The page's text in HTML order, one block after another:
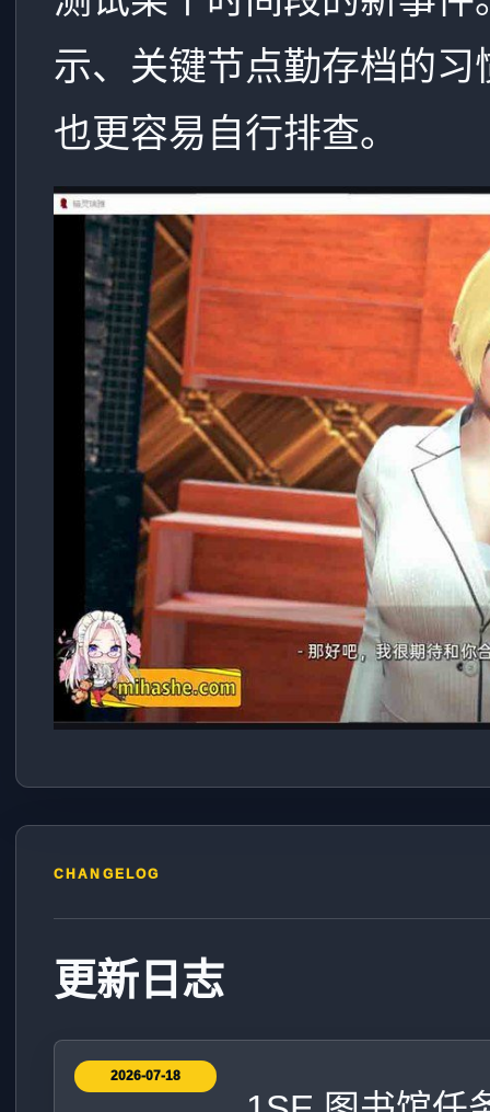
示、关键节点勤存档的
也更容易自行排查。
CHANGELOG
更新日志
2026-07-18